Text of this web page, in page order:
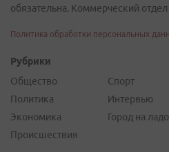
обязательна. Коммерческий
Политика обработки персональных
Рубрики
Общество
Политика
Экономика
Происшествия
Спорт
Интервью
Город на